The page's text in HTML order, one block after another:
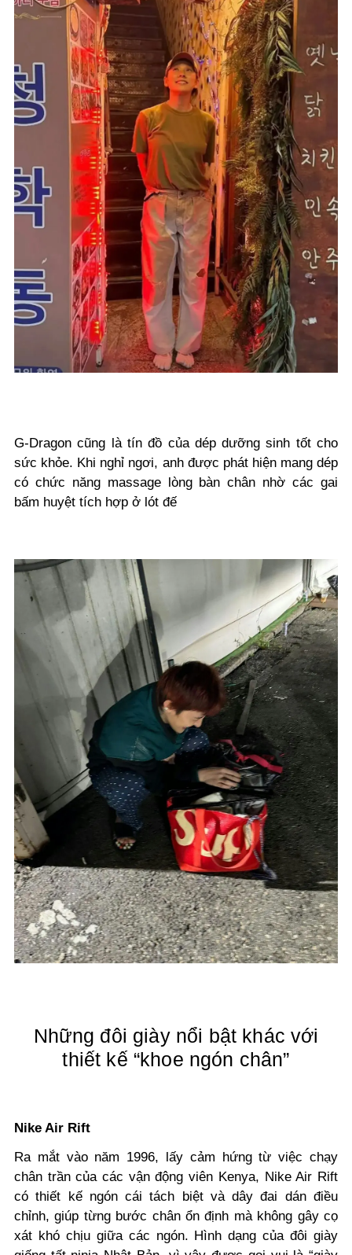
G-Dragon cũng là tín đồ của dép dưỡng sinh tốt cho
sức khỏe. Khi nghỉ ngơi, anh được phát hiện mang dép
có chức năng massage lòng bàn chân nhờ các gai
bấm huyệt tích hợp ở lót đế
Những đôi giày nổi bật khác với
thiết kế “khoe ngón chân”
Nike Air Rift
Ra mắt vào năm 1996, lấy cảm hứng từ việc chạy
chân trần của các vận động viên Kenya, Nike Air Rift
có thiết kế ngón cái tách biệt và dây đai dán điều
chỉnh, giúp từng bước chân ổn định mà không gây cọ
xát khó chịu giữa các ngón. Hình dạng của đôi giày